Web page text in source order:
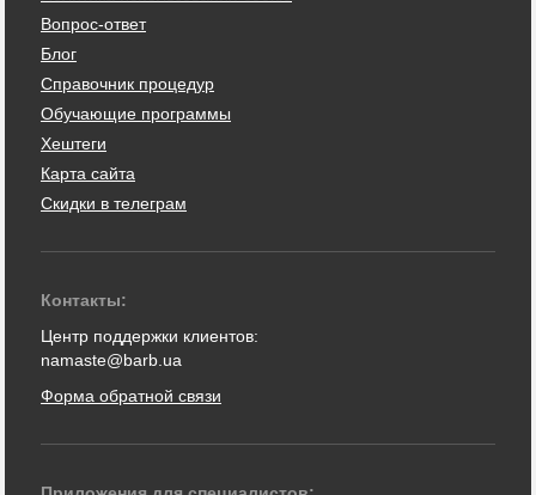
Вопрос-ответ
Блог
Справочник процедур
Обучающие программы
Хештеги
Карта сайта
Скидки в телеграм
Контакты:
Центр поддержки клиентов:
namaste@barb.ua
Форма обратной связи